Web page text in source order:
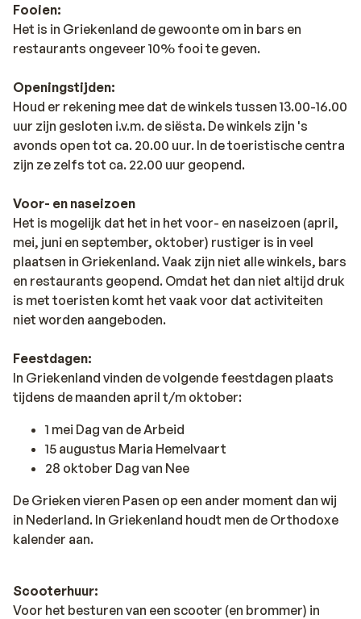
Fooien:
Het is in Griekenland de gewoonte om in bars en
restaurants ongeveer 10% fooi te geven.
Openingstijden:
Houd er rekening mee dat de winkels tussen 13.00-16.00
uur zijn gesloten i.v.m. de siësta. De winkels zijn 's
avonds open tot ca. 20.00 uur. In de toeristische centra
zijn ze zelfs tot ca. 22.00 uur geopend.
Voor- en naseizoen
Het is mogelijk dat het in het voor- en naseizoen (april,
mei, juni en september, oktober) rustiger is in veel
plaatsen in Griekenland. Vaak zijn niet alle winkels, bars
en restaurants geopend. Omdat het dan niet altijd druk
is met toeristen komt het vaak voor dat activiteiten
niet worden aangeboden.
Feestdagen:
In Griekenland vinden de volgende feestdagen plaats
tijdens de maanden april t/m oktober:
1 mei Dag van de Arbeid
15 augustus Maria Hemelvaart
28 oktober Dag van Nee
De Grieken vieren Pasen op een ander moment dan wij
in Nederland. In Griekenland houdt men de Orthodoxe
kalender aan.
Scooterhuur:
Voor het besturen van een scooter (en brommer) in